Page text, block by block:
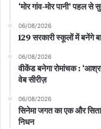
‘मोर गांव-मोर पानी’ पहल से
06/08/2026
129 सरकारी स्कूलों में बनेंगे
06/08/2026
वीकेंड बनेगा रोमांचक :
वेब सीरीज़
06/08/2026
सिनेमा जगत का एक और
निधन